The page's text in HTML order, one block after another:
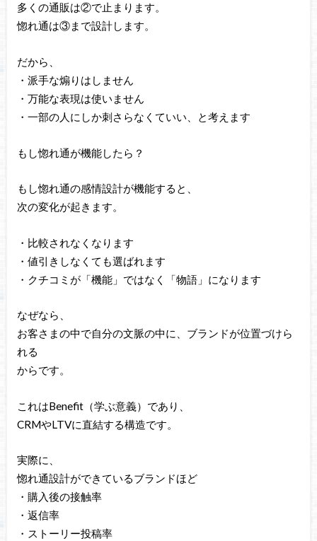
多くの通販は②で止まります。
惚れ通は③まで設計します。
だから、
・派手な煽りはしません
・万能な表現は使いません
・一部の人にしか刺さらなくていい、と考えます
もし惚れ通が機能したら？
もし惚れ通の感情設計が機能すると、
次の変化が起きます。
・比較されなくなります
・値引きしなくても選ばれます
・クチコミが「機能」ではなく「物語」になります
なぜなら、
お客さまの中で自分の文脈の中に、ブランドが位置づけら
れる
からです。
これはBenefit（学ぶ意義）であり、
CRMやLTVに直結する構造です。
実際に、
惚れ通設計ができているブランドほど
・購入後の接触率
・返信率
・ストーリー投稿率